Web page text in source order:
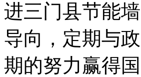
进三门县节能
导向，定期与
期的努力赢得